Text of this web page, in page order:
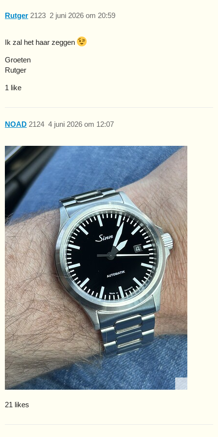
Rutger 2 juni 2026 om 20:59
2123
Ik zal het haar zeggen
Groeten
Rutger
1 like
NOAD 4 juni 2026 om 12:07
2124
21 likes